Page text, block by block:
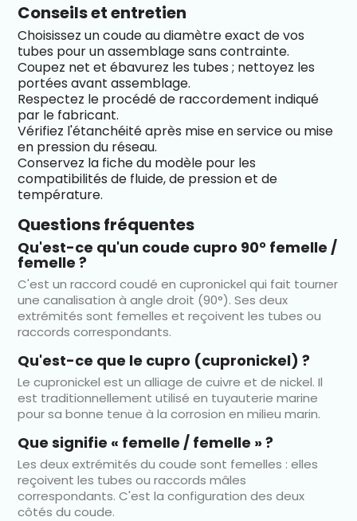
Conseils et entretien
Choisissez un coude au diamètre exact de vos
tubes pour un assemblage sans contrainte.
Coupez net et ébavurez les tubes ; nettoyez les
portées avant assemblage.
Respectez le procédé de raccordement indiqué
par le fabricant.
Vérifiez l'étanchéité après mise en service ou mise
en pression du réseau.
Conservez la fiche du modèle pour les
compatibilités de fluide, de pression et de
température.
Questions fréquentes
Qu'est-ce qu'un coude cupro 90° femelle /
femelle ?
C'est un raccord coudé en cupronickel qui fait tourner
une canalisation à angle droit (90°). Ses deux
extrémités sont femelles et reçoivent les tubes ou
raccords correspondants.
Qu'est-ce que le cupro (cupronickel) ?
Le cupronickel est un alliage de cuivre et de nickel. Il
est traditionnellement utilisé en tuyauterie marine
pour sa bonne tenue à la corrosion en milieu marin.
Que signifie « femelle / femelle » ?
Les deux extrémités du coude sont femelles : elles
reçoivent les tubes ou raccords mâles
correspondants. C'est la configuration des deux
côtés du coude.